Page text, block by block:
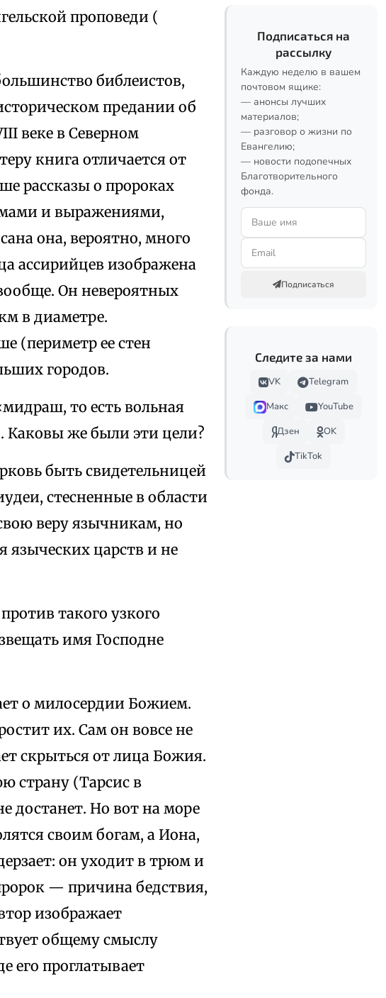
проповеди (
библеистов,
предании об
веке в Северном
книга отличается от
рассказы о пророках
и выражениями,
она, вероятно, много
ассирийцев изображена
Он невероятных
в диаметре.
(периметр ее стен
городов.
то есть вольная
Каковы же были эти цели?
быть свидетельницей
стесненные в области
веру язычникам, но
царств и не
такого узкого
имя Господне
о милосердии Божием.
их. Сам он вовсе не
скрыться от лица Божия.
страну (Тарсис в
достанет. Но вот на море
своим богам, а Иона,
он уходит в трюм и
— причина бедствия,
изображает
общему смыслу
его проглатывает
Подписаться на
рассылку
Каждую неделю в вашем
почтовом ящике:
— анонсы лучших
материалов;
— разговор о жизни по
Евангелию;
— новости подопечных
Благотворительного
фонда.
Подписаться
Следите за нами
VK
Telegram
Макс
YouTube
Дзен
OK
TikTok